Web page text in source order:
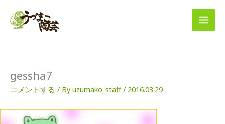
gessha7
コメントする / Byuzumako_staff/ 2016.03.29